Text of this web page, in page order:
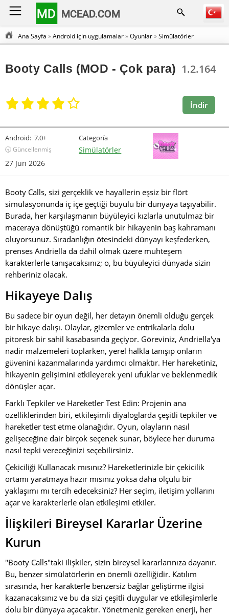
MD MCEAD.COM
Ana Sayfa »Android için uygulamalar»Oyunlar»Simülatörler
Booty Calls (MOD - Çok para) 1.2.164
İndir
Android: 7.0+
🕣 Güncellenmiş
27 Jun 2026
Categoría
Simülatörler
Booty Calls, sizi gerçeklik ve hayallerin eşsiz bir flört
simülasyonunda iç içe geçtiği büyülü bir dünyaya taşıyabilir.
Burada, her karşılaşmanın büyüleyici kızlarla unutulmaz bir
maceraya dönüştüğü romantik bir hikayenin baş kahramanı
oluyorsunuz. Sıradanlığın ötesindeki dünyayı keşfederken,
prenses Andriella da dahil olmak üzere muhteşem
karakterlerle tanışacaksınız; o, bu büyüleyici dünyada sizin
rehberiniz olacak.
Hikayeye Dalış
Bu sadece bir oyun değil, her detayın önemli olduğu gerçek
bir hikaye dalışı. Olaylar, gizemler ve entrikalarla dolu
pitoresk bir sahil kasabasında geçiyor. Göreviniz, Andriella'ya
nadir malzemeleri toplarken, yerel halkla tanışıp onların
güvenini kazanmalarında yardımcı olmaktır. Her hareketiniz,
hikayenin gelişimini etkileyerek yeni ufuklar ve beklenmedik
dönüşler açar.
Farklı Tepkiler ve Hareketler Test Edin: Projenin ana
özelliklerinden biri, etkileşimli diyaloglarda çeşitli tepkiler ve
hareketler test etme olanağıdır. Oyun, olayların nasıl
gelişeceğine dair birçok seçenek sunar, böylece her duruma
nasıl tepki vereceğinizi seçebilirsiniz.
Çekiciliği Kullanacak mısınız? Hareketlerinizle bir çekicilik
ortamı yaratmaya hazır mısınız yoksa daha ölçülü bir
yaklaşımı mı tercih edeceksiniz? Her seçim, iletişim yollarını
açar ve karakterlerle olan etkileşimi etkiler.
İlişkileri Bireysel Kararlar Üzerine
Kurun
"Booty Calls"taki ilişkiler, sizin bireysel kararlarınıza dayanır.
Bu, benzer simülatörlerin en önemli özelliğidir. Katılım
sırasında, her karakterle benzersiz bağlar geliştirme ilgisi
kazanacaksınız ve bu da sizi çeşitli duygular ve etkileşimlerle
dolu bir dünyaya açacaktır. Yönetmeniz gereken enerji, her